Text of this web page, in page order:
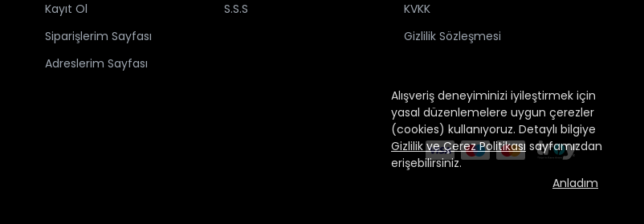
Alışveriş deneyiminizi iyileştirmek için
yasal düzenlemelere uygun çerezler
(cookies) kullanıyoruz. Detaylı bilgiye
Gizlilik ve Çerez Politikası sayfamızdan
erişebilirsiniz.
Anladım
Kayıt Ol
Siparişlerim Sayfası
Adreslerim Sayfası
S.S.S
KVKK
Gizlilik Sözleşmesi